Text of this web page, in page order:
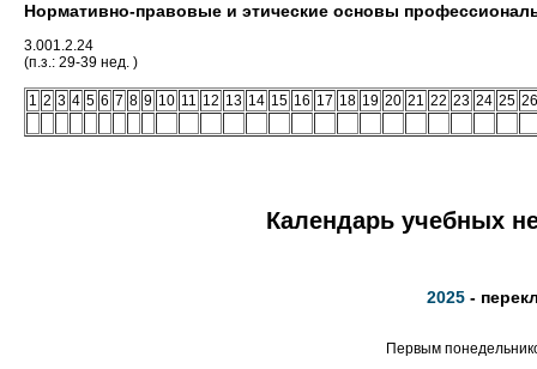
Нормативно-правовые и этические основы
3.001.2.24
(п.з.: 29-39 нед. )
1 2 3 4 5 6 7 8 9 10 11 12 13 14 15 16 17 18 19 20 21 22 23 24 25 26
Календарь учебных
2025 -
Первым